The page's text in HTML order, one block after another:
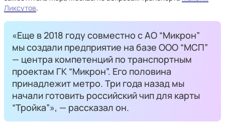
Ликсутов.
«Еще в 2018 году совместно с АО “Микрон”
мы создали предприятие на базе ООО “МСП”
— центра компетенций по транспортным
проектам ГК “Микрон”. Его половина
принадлежит метро. Три года назад мы
начали готовить российский чип для карты
“Тройка”», — рассказал он.